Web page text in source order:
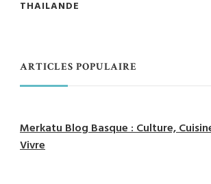
THAILANDE
ARTICLES POPULAIRE
Merkatu Blog Basque : Culture,
Vivre